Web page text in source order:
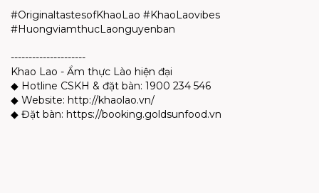
#OriginaltastesofKhaoLao #KhaoLaovibes
#HuongviamthucLaonguyenban
---------------------
Khao Lao - Ẩm thực Lào hiện đại
◆ Hotline CSKH & đặt bàn: 1900 234 546
◆ Website: http://khaolao.vn/
◆ Đặt bàn: https://booking.goldsunfood.vn